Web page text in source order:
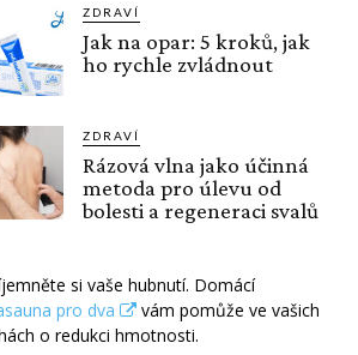
ZDRAVÍ
Jak na opar: 5 kroků, jak
ho rychle zvládnout
ZDRAVÍ
Rázová vlna jako účinná
metoda pro úlevu od
bolesti a regeneraci svalů
si vaše hubnutí. Domácí
pro dva
vám pomůže ve vašich
o redukci hmotnosti.